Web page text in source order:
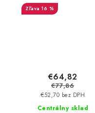
16 %
Centrálny sklad
€52,70 bez DPH
€64,82
€77,86